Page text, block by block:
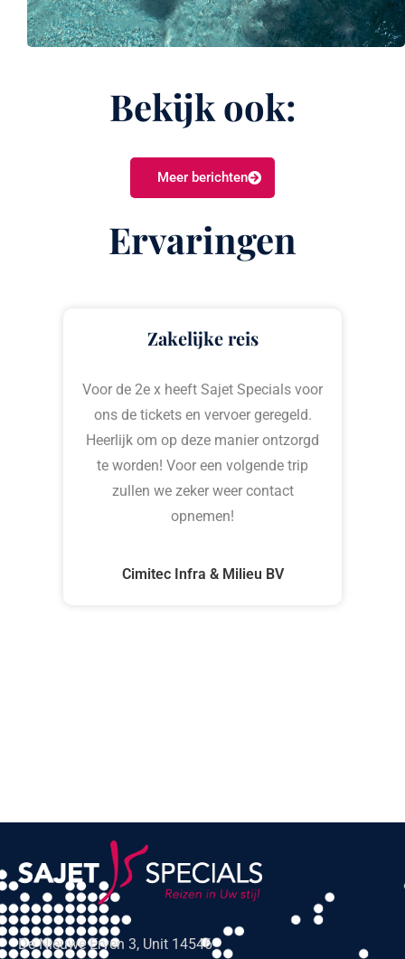
Bekijk ook:
Meer berichten
Ervaringen
Zakelijke reis
Voor de 2e x heeft Sajet Specials voor
ons de tickets en vervoer geregeld.
Heerlijk om op deze manier ontzorgd
te worden! Voor een volgende trip
zullen we zeker weer contact
opnemen!
Cimitec Infra & Milieu BV
De Nieuwe Erven 3, Unit 14546